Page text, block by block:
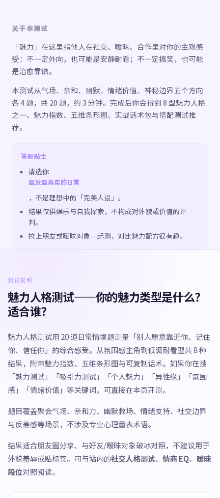
关于本测试
「魅力」在这里指他人在社交、暧昧、合作里对你的主观感
受：不一定外向，也可能是安静耐看；不一定搞笑，也可能
是治愈靠谱。
本测试从气场、亲和、幽默、情绪价值、神秘边界五个方向
各 4 题，共 20 题，约 3 分钟。完成后你会得到 8 型魅力人格
之一、魅力指数、五维条形图、实战话术包与搭配测试推
荐。
答题贴士
请选你
最近最真实的日常
，不是理想中的「完美人设」。
结果仅供娱乐与自我探索，不构成对外貌或价值的评
判。
拉上朋友或暧昧对象一起测，对比魅力配方很有趣。
测试说明
魅力人格测试——你的魅力类型是什么？
适合谁？
魅力人格测试用 20 道日常情境题测量「别人愿意靠近你、记住
你、信任你」的综合感受。从氛围感主角到低调耐看型共 8 种
结果，附带魅力指数、五维条形图与可复制话术。如果你在搜
「魅力测试」「吸引力测试」「个人魅力」「异性缘」「氛围
感」「情绪价值」等关键词，可直接在本页开测。
题目覆盖聚会气场、亲和力、幽默救场、情绪支持、社交边界
与反差感等场景，不涉及专业心理量表术语。
结果适合朋友圈分享、与好友/暧昧对象破冰对照，不建议用于
外貌羞辱或贴标签。可与站内的社交人格测试、 情商 EQ、 暧昧
段位对照阅读。